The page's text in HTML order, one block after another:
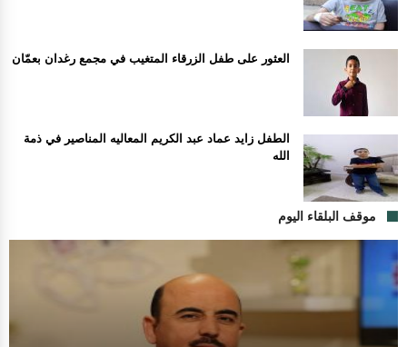
العثور على طفل الزرقاء المتغيب في مجمع رغدان بعمّان
الطفل زايد عماد عبد الكريم المعاليه المناصير في ذمة
الله
موقف البلقاء اليوم